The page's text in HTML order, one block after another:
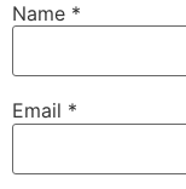
Name *
Email *